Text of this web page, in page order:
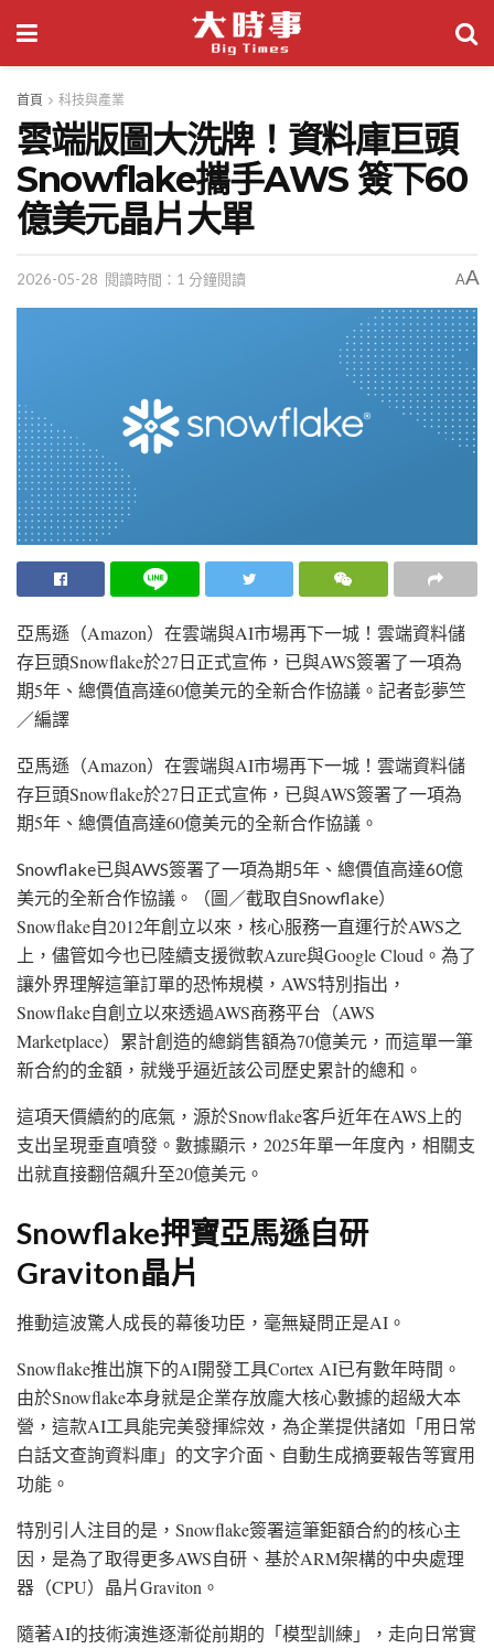
首頁 科技與產業
雲端版圖大洗牌！資料庫巨頭
Snowflake攜手AWS 簽下60
億美元晶片大單
2026-05-28 閱讀時間：1 分鐘閱讀 AA
亞馬遜（Amazon）在雲端與AI市場再下一城！雲端資料儲
存巨頭Snowflake於27日正式宣佈，已與AWS簽署了一項為
期5年、總價值高達60億美元的全新合作協議。 記者彭夢竺
／編譯
亞馬遜（Amazon）在雲端與AI市場再下一城！雲端資料儲
存巨頭Snowflake於27日正式宣佈，已與AWS簽署了一項為
期5年、總價值高達60億美元的全新合作協議。
Snowflake已與AWS簽署了一項為期5年、總價值高達60億
美元的全新合作協議。（圖／截取自Snowflake）
Snowflake自2012年創立以來，核心服務一直運行於AWS之
上，儘管如今也已陸續支援微軟Azure與Google Cloud。為了
讓外界理解這筆訂單的恐怖規模，AWS特別指出，
Snowflake自創立以來透過AWS商務平台（AWS
Marketplace）累計創造的總銷售額為70億美元，而這單一筆
新合約的金額，就幾乎逼近該公司歷史累計的總和。
這項天價續約的底氣，源於Snowflake客戶近年在AWS上的
支出呈現垂直噴發。數據顯示，2025年單一年度內，相關支
出就直接翻倍飆升至20億美元。
Snowflake押寶亞馬遜自研
Graviton晶片
推動這波驚人成長的幕後功臣，毫無疑問正是AI。
Snowflake推出旗下的AI開發工具Cortex AI已有數年時間。
由於Snowflake本身就是企業存放龐大核心數據的超級大本
營，這款AI工具能完美發揮綜效，為企業提供諸如「用日常
白話文查詢資料庫」的文字介面、自動生成摘要報告等實用
功能。
特別引人注目的是，Snowflake簽署這筆鉅額合約的核心主
因，是為了取得更多AWS自研、基於ARM架構的中央處理
器（CPU）晶片Graviton。
隨著AI的技術演進逐漸從前期的「模型訓練」，走向日常實